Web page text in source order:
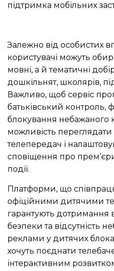
підтримка мобільних
Залежно від особистих
користувачі можуть
мовні, а й тематичні
дошкільнят, школярів,
Важливо, щоб сервіс
батьківський контроль,
блокування небажаного
можливість
телепередач і
сповіщення про
події.
Платформи, що
офіційними дитячими
гарантують дотримання
безпеки та відсутність
реклами у дитячих
хочуть поєднати
інтерактивним